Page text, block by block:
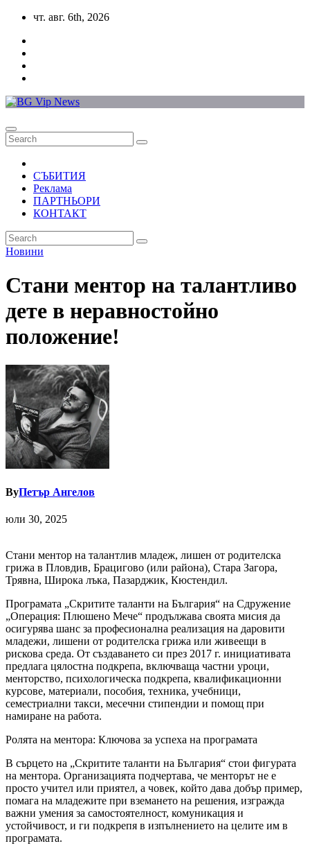
Skip
content
чт. авг. 6th, 2026
СЪБИТИЯ
Реклама
ПАРТНЬОРИ
КОНТАКТ
Новини
Стани ментор на талантливо
дете в неравностойно
положение!
ByПетър Ангелов
юли 30, 2025
Стани ментор на талантлив младеж, лишен от родителска
грижа в Пловдив, Брацигово (или района), Стара Загора,
Трявна, Широка лъка, Пазарджик, Кюстендил.
Програмата „Скритите таланти на България“ на Сдружение
„Операция: Плюшено Мече“ продължава своята мисия да
осигурява шанс за професионална реализация на даровити
младежи, лишени от родителска грижа или живеещи в
рискова среда. От създаването си през 2017 г. инициативата
предлага цялостна подкрепа, включваща частни уроци,
менторство, психологическа подкрепа, квалификационни
курсове, материали, пособия, техника, учебници,
семестриални такси, месечни стипендии и помощ при
намиране на работа.
Ролята на ментора: Ключова за успеха на програмата
В сърцето на „Скритите таланти на България“ стои фигурата
на ментора. Организацията подчертава, че менторът не е
просто учител или приятел, а човек, който дава добър пример,
помага на младежите при вземането на решения, изгражда
важни умения за самостоятелност, комуникация и
устойчивост, и ги подкрепя в изпълнението на целите им в
програмата.